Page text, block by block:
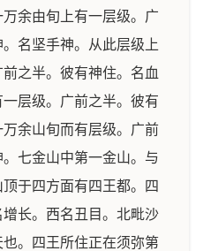
余由旬上有一层级。广
名坚手神。从此层级上
之半。彼有神住。名血
层级。广前之半。彼有
余山旬而有层级。广前
七金山中第一金山。与
于四方面有四王都。四
长。西名丑目。北毗沙
。四王所住正在须弥第